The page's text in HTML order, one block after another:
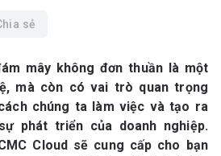
sẻ
mây không đơn thuần là một
mà còn có vai trò quan trọng
chúng ta làm việc và tạo ra
phát triển của doanh nghiệp.
Cloud sẽ cung cấp cho bạn